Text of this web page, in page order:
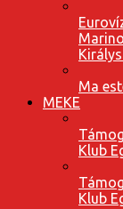
Ma
MEKE
Klub
Klub